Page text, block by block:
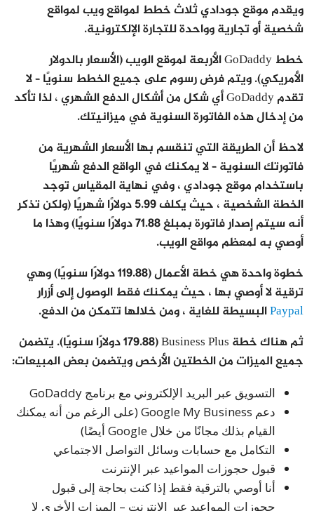
ويقدم موقع جودادي ثلاث خطط لمواقع ويب لمواقع
شخصية أو تجارية وواحدة للتجارة الإلكترونية.
خطط GoDaddy الأربعة لموقع الويب (الأسعار بالدولار
الأمريكي). ويتم فرض رسوم على جميع الخطط سنويًا – لا
تقدم GoDaddy أي شكل من أشكال الدفع الشهري ، لذا تأكد
من إدخال هذه الفاتورة السنوية في ميزانيتك.
لاحظ أن الطريقة التي تنقسم بها الأسعار الشهرية من
فاتورتك السنوية – لا يمكنك في الواقع الدفع شهريًا
باستخدام موقع جودادي ، وفي نهاية المقياس توجد
الخطة الشخصية ، حيث يكلف 5.99 دولارًا شهريًا (ولكن تذكر
أنه سيتم إصدار فاتورة بمبلغ 71.88 دولارًا سنويًا) وهذا ما
أوصي به لمعظم مواقع الويب.
خطوة واحدة هي خطة الأعمال (119.88 دولارًا سنويًا) وهي
ترقية لا أوصي بها ، حيث يمكنك فقط الوصول إلى أزرار
Paypalالبسيطة للغاية ، ومن خلالها تتمكن من الدفع.
ثم هناك خطة Business Plus (179.88 دولارًا سنويًا). يتضمن
جميع الميزات من الخطتين الأرخص ويتضمن بعض المبيعات:
التسويق عبر البريد الإلكتروني مع برنامج GoDaddy
دعم Google My Business (على الرغم من أنه يمكنك
القيام بذلك مجانًا من خلال Google أيضًا)
التكامل مع حسابات وسائل التواصل الاجتماعي
قبول حجوزات المواعيد عبر الإنترنت
أنا أوصي بالترقية فقط إذا كنت بحاجة إلى قبول
حجوزات المواعيد عبر الإنترنت – الميزات الأخرى لا